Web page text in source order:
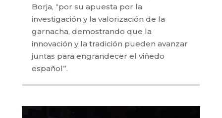
Borja, “por su apuesta por la
investigación y la valorización de la
garnacha, demostrando que la
innovación y la tradición pueden avanzar
juntas para engrandecer el viñedo
español”.